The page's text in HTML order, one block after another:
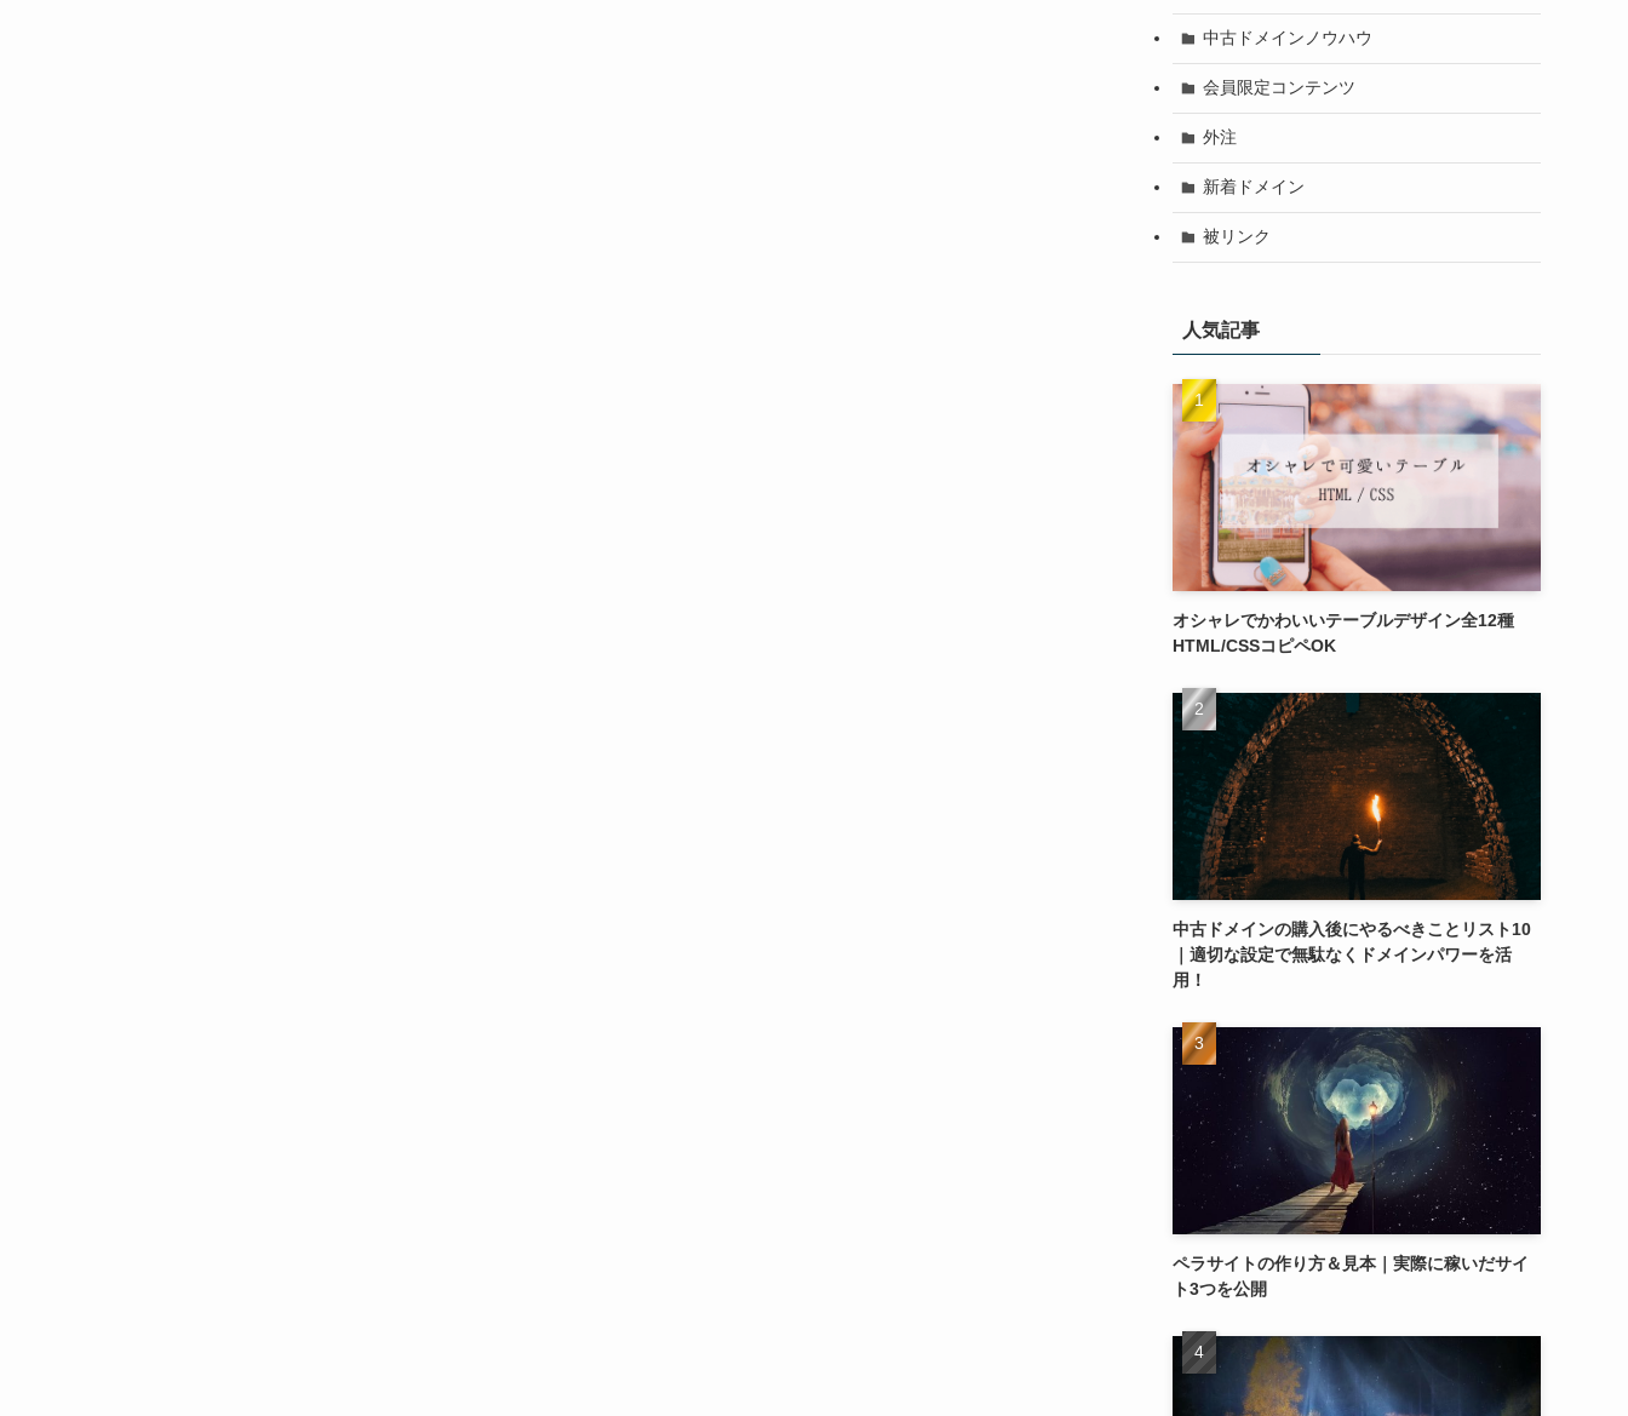
中古ドメインノウハウ
会員限定コンテンツ
外注
新着ドメイン
被リンク
人気記事
オシャレでかわいいテーブルデザイン全12種
HTML/CSSコピペOK
中古ドメインの購入後にやるべきことリスト10
｜適切な設定で無駄なくドメインパワーを活
用！
ペラサイトの作り方＆見本｜実際に稼いだサイ
ト3つを公開